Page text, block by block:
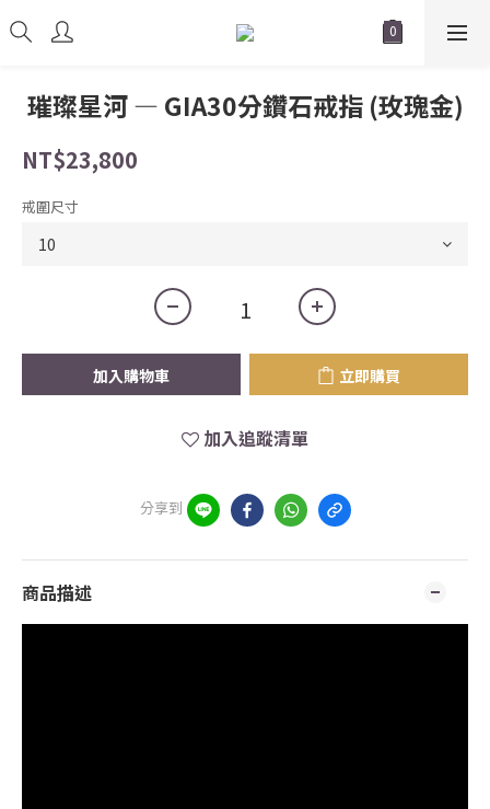
璀璨星河 — GIA30分鑽石戒指 (玫瑰金)
NT$23,800
戒圍尺寸
加入購物車 立即購買
加入追蹤清單
分享到
商品描述